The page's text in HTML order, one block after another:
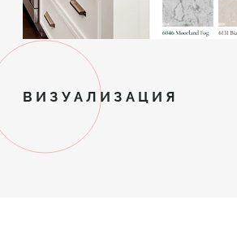
ВИЗУАЛИЗАЦИЯ